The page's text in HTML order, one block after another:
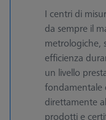
I centri di
da sempre il
metrologiche,
efficienza
un livello
fondamentale
direttamente
prodotti e